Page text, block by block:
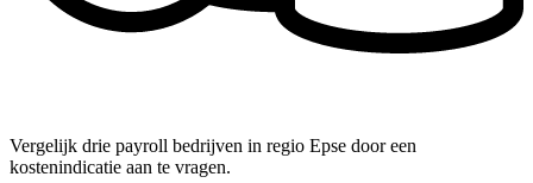
Vergelijk drie payroll bedrijven in regio Epse door een
kostenindicatie aan te vragen.